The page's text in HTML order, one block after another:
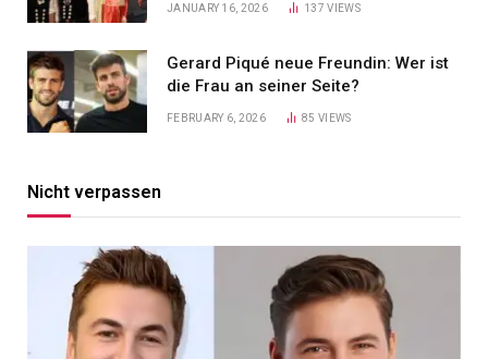
JANUARY 16, 2026 137VIEWS
Gerard Piqué neue Freundin: Wer ist
die Frau an seiner Seite?
FEBRUARY 6, 2026 85VIEWS
Nicht verpassen